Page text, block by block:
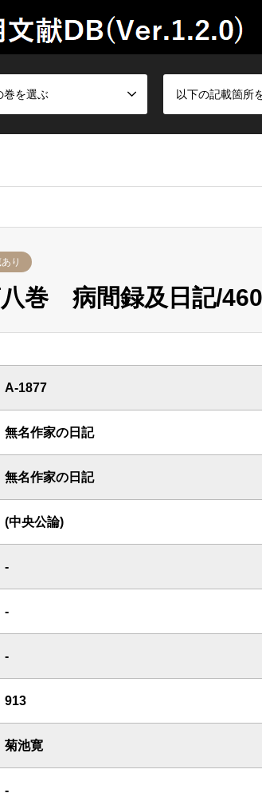
巻を選ぶ 以下の記載箇所
り
巻 病間録及日記/460
A-1877
無名作家の日記
無名作家の日記
(中央公論)
-
-
-
913
菊池寛
-